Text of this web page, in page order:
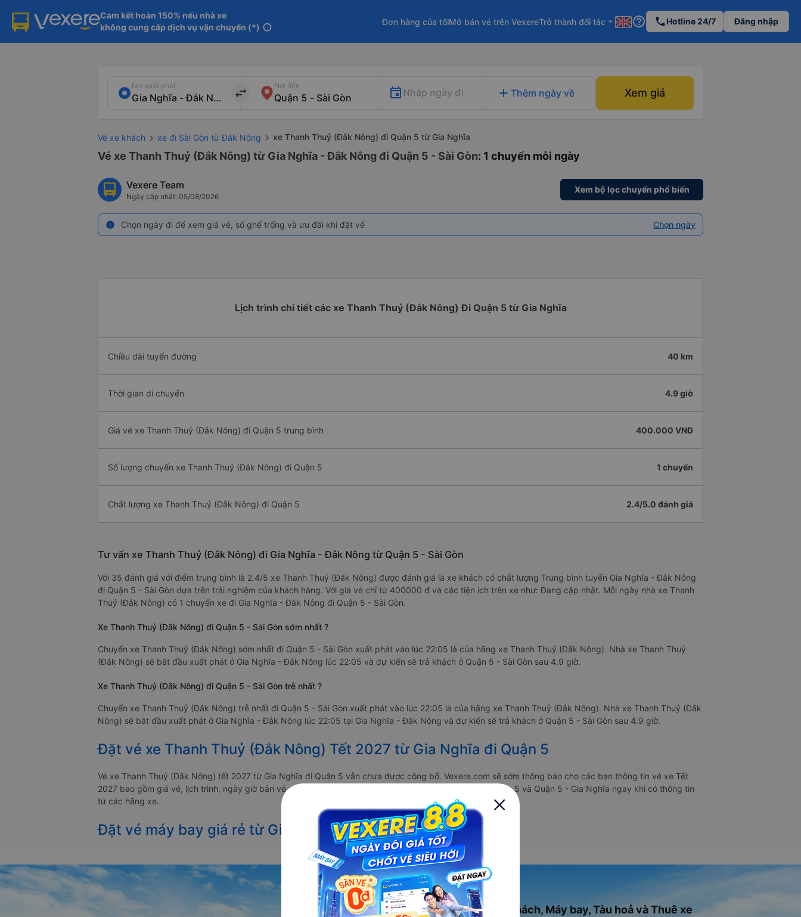
Cam kết hoàn 150% nếu nhà xe
không cung cấp dịch vụ vận chuyển (*) info
Đơn hàng của tôiMở bán vé trên VexereTrở thành đối tác arrow_drop_down help_outline phoneHotline 24/7 Đăng nhập
Nơi xuất phát
import_export
Nơi đến
Nhập ngày đi add Thêm ngày về Xem giá
Vé xe khách xe đi Sài Gòn từ Đăk Nông xe Thanh Thuỷ (Đắk Nông) đi Quận 5 từ Gia Nghĩa
Vé xe Thanh Thuỷ (Đắk Nông) từ Gia Nghĩa - Đắk Nông đi Quận 5 - Sài Gòn: 1 chuyến mỗi ngày
Vexere Team
Ngày cập nhật: 05/08/2026
Xem bộ lọc chuyến phổ biến
info Chọn ngày đi để xem giá vé, số ghế trống và ưu đãi khi đặt vé Chọn ngày
Lịch trình chi tiết các xe Thanh Thuỷ (Đắk Nông) Đi Quận 5 từ Gia Nghĩa
Chiều dài tuyến đường 40 km
Thời gian di chuyển 4.9 giờ
Giá vé xe Thanh Thuỷ (Đắk Nông) đi Quận 5 trung bình 400.000 VNĐ
Số lượng chuyến xe Thanh Thuỷ (Đắk Nông) đi Quận 5 1 chuyến
Chất lượng xe Thanh Thuỷ (Đắk Nông) đi Quận 5 2.4/5.0 đánh giá
Tư vấn xe Thanh Thuỷ (Đắk Nông) đi Gia Nghĩa - Đắk Nông từ Quận 5 - Sài Gòn
Với 35 đánh giá với điểm trung bình là 2.4/5 xe Thanh Thuỷ (Đắk Nông) được đánh giá là xe khách có chất lượng Trung bình tuyến Gia Nghĩa - Đắk Nông
đi Quận 5 - Sài Gòn dựa trên trải nghiệm của khách hàng. Với giá vé chỉ từ 400000 đ và các tiện ích trên xe như: Đang cập nhật. Mỗi ngày nhà xe Thanh
Thuỷ (Đắk Nông) có 1 chuyến xe đi Gia Nghĩa - Đắk Nông đi Quận 5 - Sài Gòn.
Xe Thanh Thuỷ (Đắk Nông) đi Quận 5 - Sài Gòn sớm nhất ?
Chuyến xe Thanh Thuỷ (Đắk Nông) sớm nhất đi Quận 5 - Sài Gòn xuất phát vào lúc 22:05 là của hãng xe Thanh Thuỷ (Đắk Nông). Nhà xe Thanh Thuỷ
(Đắk Nông) sẽ bắt đầu xuất phát ở Gia Nghĩa - Đắk Nông lúc 22:05 và dự kiến sẽ trả khách ở Quận 5 - Sài Gòn sau 4.9 giờ.
Xe Thanh Thuỷ (Đắk Nông) đi Quận 5 - Sài Gòn trễ nhất ?
Chuyến xe Thanh Thuỷ (Đắk Nông) trễ nhất đi Quận 5 - Sài Gòn xuất phát vào lúc 22:05 là của hãng xe Thanh Thuỷ (Đắk Nông). Nhà xe Thanh Thuỷ (Đắk
Nông) sẽ bắt đầu xuất phát ở Gia Nghĩa - Đắk Nông lúc 22:05 tại Gia Nghĩa - Đắk Nông và dự kiến sẽ trả khách ở Quận 5 - Sài Gòn sau 4.9 giờ.
Đặt vé xe Thanh Thuỷ (Đắk Nông) Tết 2027 từ Gia Nghĩa đi Quận 5
Vé xe Thanh Thuỷ (Đắk Nông) tết 2027 từ Gia Nghĩa đi Quận 5 vẫn chưa được công bố. Vexere.com sẽ sớm thông báo cho các bạn thông tin vé xe Tết
2027 bao gồm giá vé, lịch trình, ngày giờ bán vé của các hãng xe khách đi tuyến đường Gia Nghĩa - Quận 5 và Quận 5 - Gia Nghĩa ngay khi có thông tin
từ các hãng xe.
Đặt vé máy bay giá rẻ từ Gia Nghĩa đi Quận 5
Ứng dụng đặt vé Xe khách, Máy bay, Tàu hoả và Thuê xe